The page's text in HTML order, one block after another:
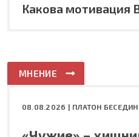
Какова мотивация
МНЕНИЕ
08.08.2026 | ПЛАТОН БЕСЕДИН